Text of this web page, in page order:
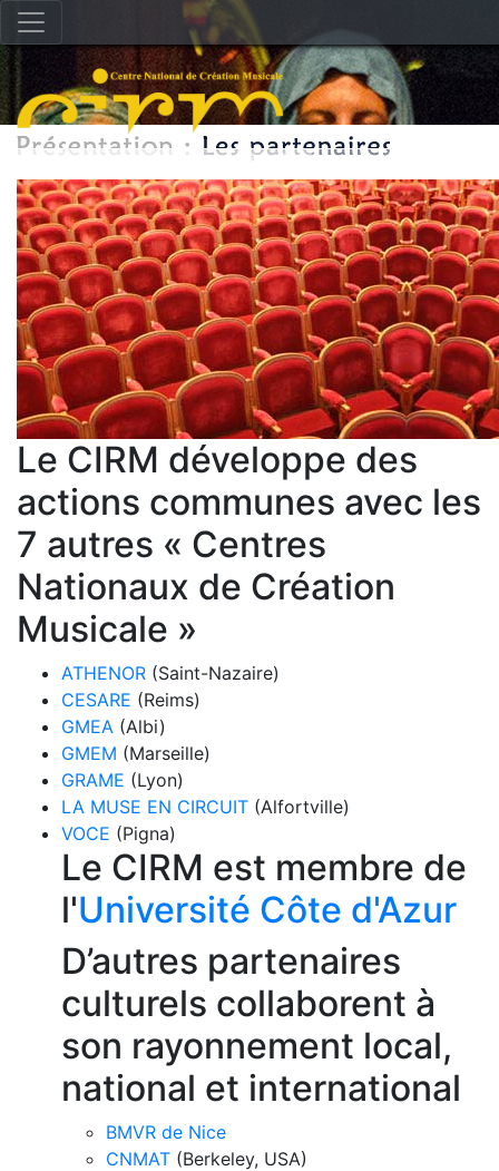
Le CIRM développe des
actions communes avec les
7 autres « Centres
Nationaux de Création
Musicale »
ATHENOR (Saint-Nazaire)
CESARE (Reims)
GMEA (Albi)
GMEM (Marseille)
GRAME (Lyon)
LA MUSE EN CIRCUIT (Alfortville)
VOCE (Pigna)
Le CIRM est membre de
l'Université Côte d'Azur
D’autres partenaires
culturels collaborent à
son rayonnement local,
national et international
BMVR de Nice
CNMAT (Berkeley, USA)